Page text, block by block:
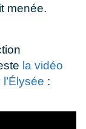
menée.
la vidéo
: